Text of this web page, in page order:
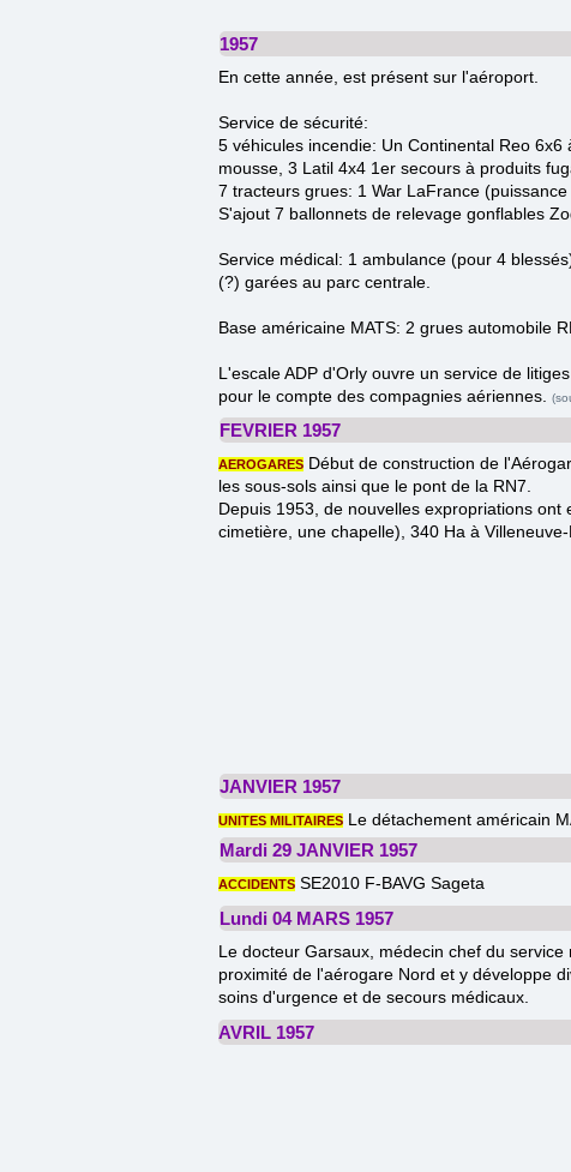
1957
En cette année, est présent sur l'aéroport.
Service de sécurité:
5 véhicules incendie: Un Continental Reo
mousse, 3 Latil 4x4 1er secours à produits
7 tracteurs grues: 1 War LaFrance
S'ajout 7 ballonnets de relevage gonflables
Service médical: 1 ambulance (pour 4
(?) garées au parc centrale.
Base américaine MATS: 2 grues automobile
L'escale ADP d'Orly ouvre un service de
pour le compte des compagnies aériennes.
FEVRIER 1957
AEROGARES Début de construction de
les sous-sols ainsi que le pont de la RN7.
Depuis 1953, de nouvelles expropriations
cimetière, une chapelle), 340 Ha à
JANVIER 1957
UNITES MILITAIRES Le détachement américain
Mardi 29 JANVIER 1957
ACCIDENTS SE2010 F-BAVG Sageta
Lundi 04 MARS 1957
Le docteur Garsaux, médecin chef du
proximité de l'aérogare Nord et y développe
soins d'urgence et de secours médicaux.
AVRIL 1957